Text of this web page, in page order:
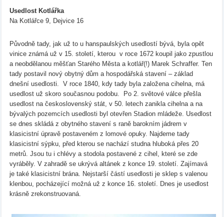
Usedlost Kotlářka
Na Kotlářce 9, Dejvice 16
Původně tady, jak už to u hanspaulských usedlostí bývá, byla opět
vinice známá už v 15. století, kterou v roce 1672 koupil jako zpustlou
a neobdělanou měšťan Starého Města a kotlář(!) Marek Schraffer. Ten
tady postavil nový obytný dům a hospodářská stavení – základ
dnešní usedlosti. V roce 1840, kdy tady byla založena cihelna, má
usedlost už skoro současnou podobu. Po 2. světové válce přešla
usedlost na československý stát, v 50. letech zanikla cihelna a na
bývalých pozemcích usedlosti byl otevřen Stadion mládeže. Usedlost
se dnes skládá z obytného stavení s raně barokním jádrem v
klasicistní úpravě postaveném z lomové opuky. Najdeme tady
klasicistní sýpku, před kterou se nachází studna hluboká přes 20
metrů. Jsou tu i chlévy a stodola postavené z cihel, které se zde
vyráběly. V zahradě se ukrývá altánek z konce 19. století. Zajímavá
je také klasicistní brána. Nejstarší částí usedlosti je sklep s valenou
klenbou, pocházející možná už z konce 16. století. Dnes je usedlost
krásně zrekonstruovaná.